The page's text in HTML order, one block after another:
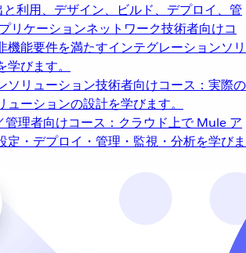
利用、デザイン、ビルド、デプロイ、管
リケーションネットワーク技術者向けコ
機能要件を満たすインテグレーションソリ
びます。
ソリューション技術者向けコース：実際の
ーションの設計を学びます。
管理者向けコース：クラウド上で Mule ア
定・デプロイ・管理・監視・分析を学びま